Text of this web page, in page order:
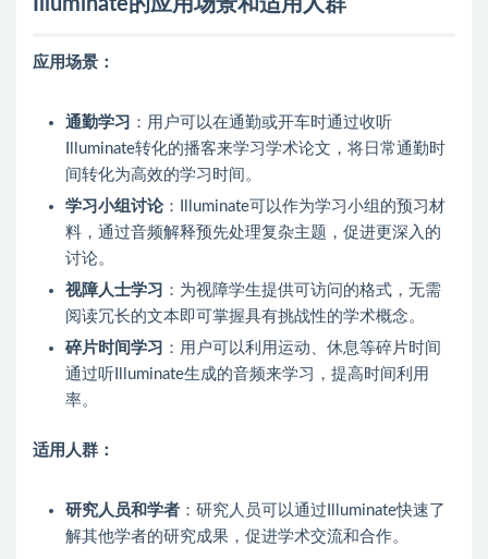
Illuminate的应用场景和适用人群
应用场景：
通勤学习 ：用户可以在通勤或开车时通过收听
Illuminate转化的播客来学习学术论文，将日常通勤时
间转化为高效的学习时间。
学习小组讨论：Illuminate可以作为学习小组的预习材
料，通过音频解释预先处理复杂主题，促进更深入的
讨论。
视障人士学习 ：为视障学生提供可访问的格式，无需
阅读冗长的文本即可掌握具有挑战性的学术概念。
碎片时间学习 ：用户可以利用运动、休息等碎片时间
通过听Illuminate生成的音频来学习，提高时间利用
率。
适用人群：
研究人员和学者 ：研究人员可以通过Illuminate快速了
解其他学者的研究成果，促进学术交流和合作。